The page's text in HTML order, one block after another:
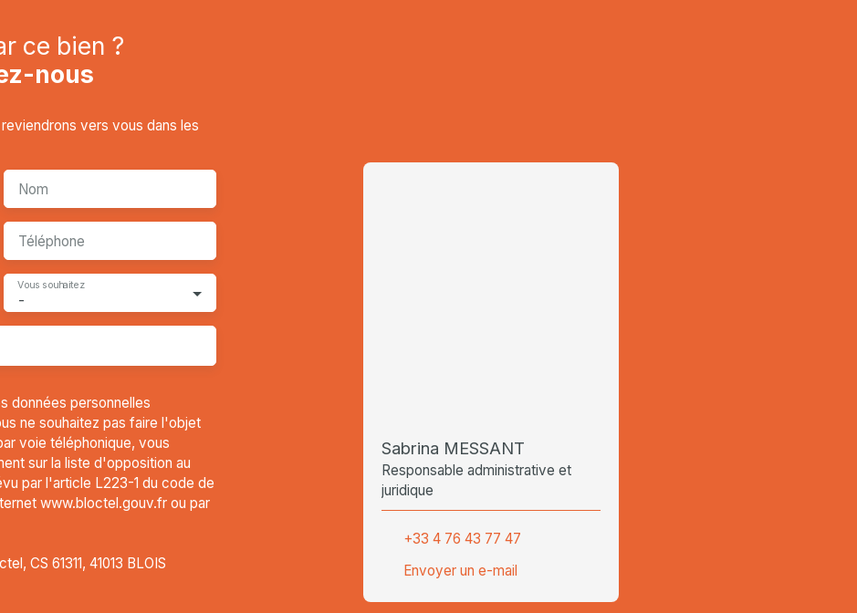
ce bien ?
nous
vers vous dans les
Nom
Téléphone
-
Vous souhaitez
données personnelles
ne souhaitez pas faire l'objet
voie téléphonique, vous
sur la liste d'opposition au
par l'article L223-1 du code de
www.bloctel.gouv.fr ou par
CS 61311, 41013 BLOIS
Sabrina MESSANT
Responsable administrative et
juridique
+33 4 76 43 77 47
Envoyer un e-mail